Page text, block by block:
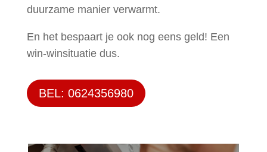
duurzame manier verwarmt.
En het bespaart je ook nog eens geld! Een
win-winsituatie dus.
BEL: 0624356980